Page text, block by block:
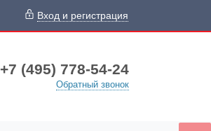
Вход и регистрация
+7 (495) 778-54-24
Обратный звонок